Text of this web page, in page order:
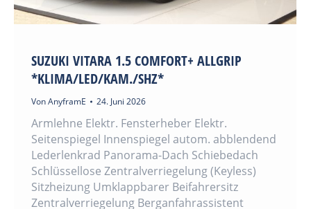
SUZUKI VITARA 1.5 COMFORT+ ALLGRIP
*KLIMA/LED/KAM./SHZ*
VonAnyframE 24. Juni 2026
Armlehne Elektr. Fensterheber Elektr.
Seitenspiegel Innenspiegel autom. abblendend
Lederlenkrad Panorama-Dach Schiebedach
Schlüssellose Zentralverriegelung (Keyless)
Sitzheizung Umklappbarer Beifahrersitz
Zentralverriegelung Berganfahrassistent